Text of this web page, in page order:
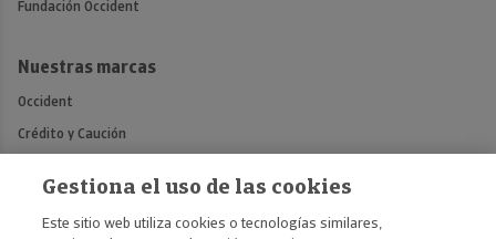
Fundación Occident
Nuestras marcas
Occident
Crédito y Caución
Gestiona el uso de las cookies
Este sitio web utiliza cookies o tecnologías similares,